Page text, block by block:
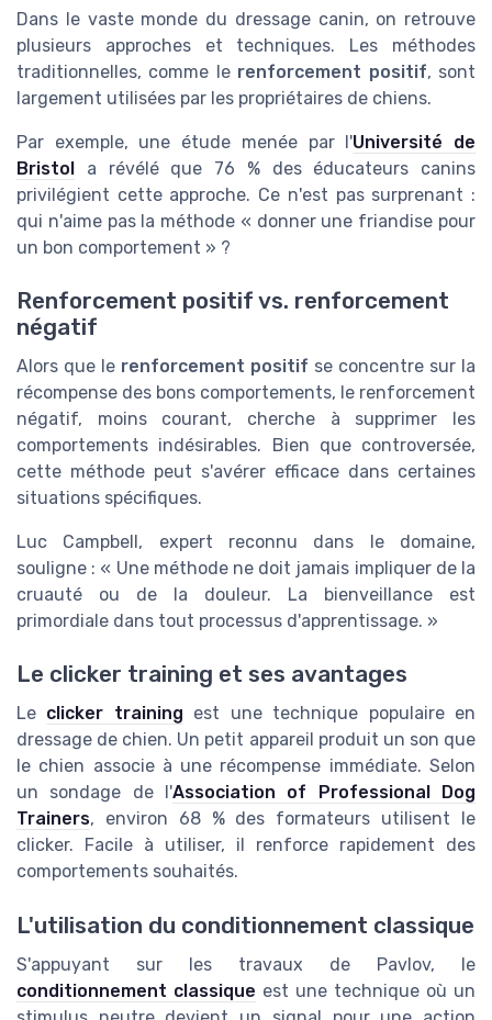
Dans le vaste monde du dressage canin, on retrouve
plusieurs approches et techniques. Les méthodes
traditionnelles, comme le renforcement positif, sont
largement utilisées par les propriétaires de chiens.
Par exemple, une étude menée par l'Université de
Bristol a révélé que 76 % des éducateurs canins
privilégient cette approche. Ce n'est pas surprenant :
qui n'aime pas la méthode « donner une friandise pour
un bon comportement » ?
Renforcement positif vs. renforcement
négatif
Alors que le renforcement positif se concentre sur la
récompense des bons comportements, le renforcement
négatif, moins courant, cherche à supprimer les
comportements indésirables. Bien que controversée,
cette méthode peut s'avérer efficace dans certaines
situations spécifiques.
Luc Campbell, expert reconnu dans le domaine,
souligne : « Une méthode ne doit jamais impliquer de la
cruauté ou de la douleur. La bienveillance est
primordiale dans tout processus d'apprentissage. »
Le clicker training et ses avantages
Le clicker training est une technique populaire en
dressage de chien. Un petit appareil produit un son que
le chien associe à une récompense immédiate. Selon
un sondage de l'Association of Professional Dog
Trainers, environ 68 % des formateurs utilisent le
clicker. Facile à utiliser, il renforce rapidement des
comportements souhaités.
L'utilisation du conditionnement classique
S'appuyant sur les travaux de Pavlov, le
conditionnement classique est une technique où un